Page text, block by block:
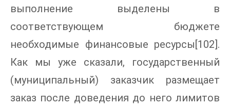
выполнение выделены в
соответствующем бюджете
необходимые финансовые ресурсы[102].
Как мы уже сказали, государственный
(муниципальный) заказчик размещает
заказ после доведения до него лимитов